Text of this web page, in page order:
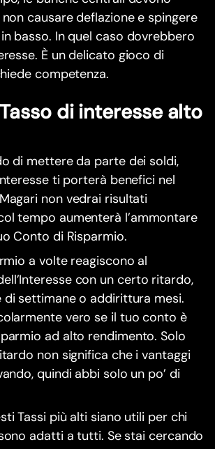
causare deflazione e spingere
basso. In quel caso dovrebbero
È un delicato gioco di
competenza.
di interesse alto
di mettere da parte dei soldi,
ti porterà benefici nel
non vedrai risultati
tempo aumenterà l’ammontare
Conto di Risparmio.
a volte reagiscono al
con un certo ritardo,
di settimane o addirittura mesi.
vero se il tuo conto è
ad alto rendimento. Solo
non significa che i vantaggi
quindi abbi solo un po’ di
Tassi più alti siano utili per chi
adatti a tutti. Se stai cercando